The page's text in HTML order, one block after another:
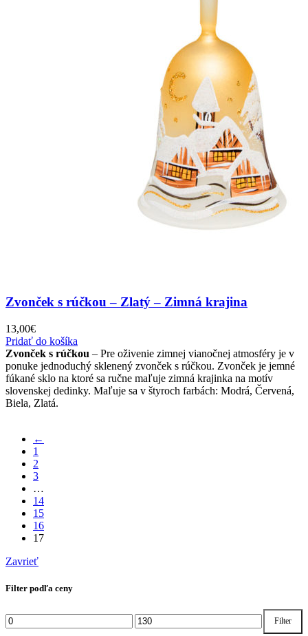
Zvonček s rúčkou – Zlatý – Zimná krajina
13,00€
Pridať do košíka
Zvonček s rúčkou – Pre oživenie zimnej vianočnej atmosféry je v
ponuke jednoduchý sklenený zvonček s rúčkou. Zvonček je jemné
fúkané sklo na ktoré sa ručne maľuje zimná krajinka na motív
slovenskej dedinky. Maľuje sa v štyroch farbách: Modrá, Červená,
Biela, Zlatá.
←
1
2
3
…
14
15
16
17
Zavrieť
Filter podľa ceny
Minimálna
Maximálna
Filter